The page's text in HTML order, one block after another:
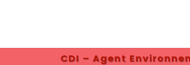
CDI – Agent